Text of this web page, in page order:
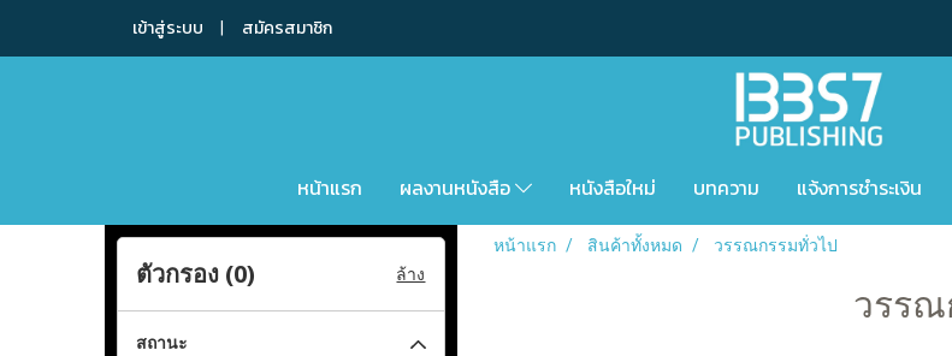
เข้าสู่ระบบ สมัครสมาชิก
หน้าแรก ผลงานหนังสือ หนังสือใหม่ บทความ แจ้งการชำระเงิน
หน้าแรก สินค้าทั้งหมด วรรณกรรมทั่วไป
วรรณ
ตัวกรอง (0) ล้าง
สถานะ